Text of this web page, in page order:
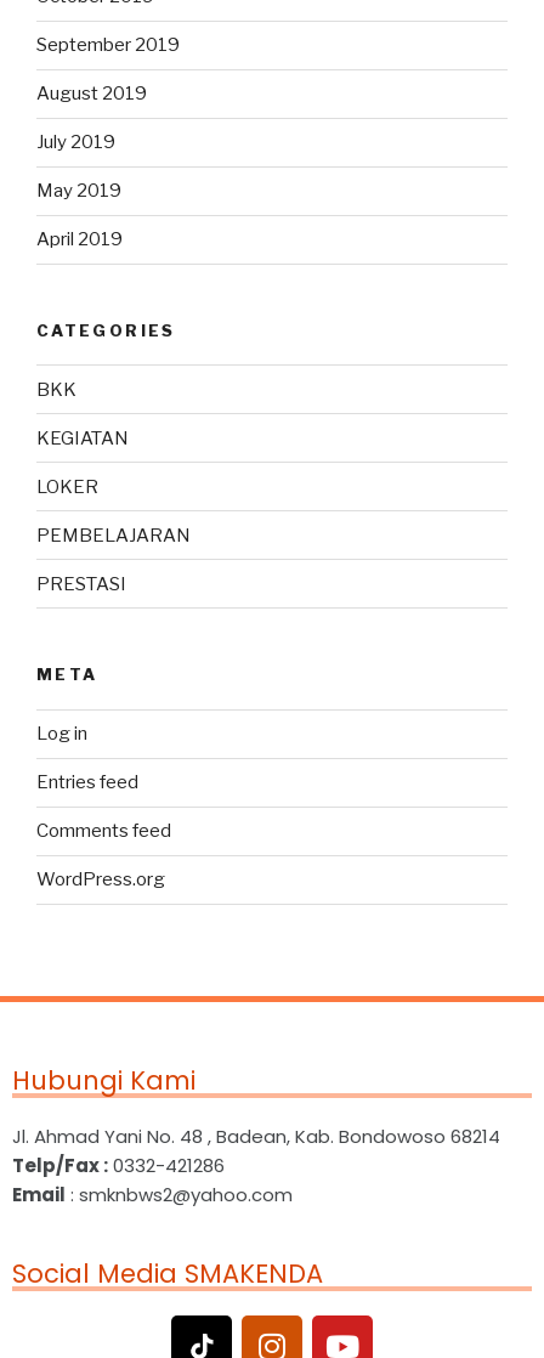
September 2019
August 2019
July 2019
May 2019
April 2019
CATEGORIES
BKK
KEGIATAN
LOKER
PEMBELAJARAN
PRESTASI
META
Log in
Entries feed
Comments feed
WordPress.org
Hubungi Kami
Jl. Ahmad Yani No. 48 , Badean, Kab. Bondowoso 68214
Telp/Fax :0332-421286
Email : smknbws2@yahoo.com
Social Media SMAKENDA